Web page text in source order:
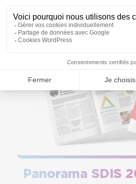
panorama 2025 Relyens↩︎
Panorama SDIS